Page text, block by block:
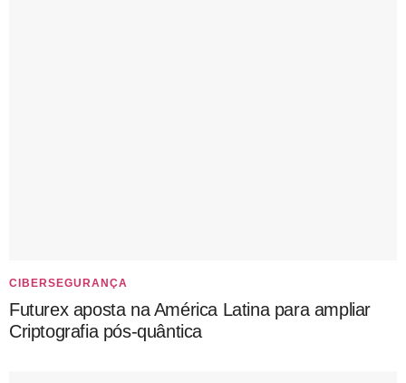
CIBERSEGURANÇA
Futurex aposta na América Latina para ampliar
Criptografia pós-quântica